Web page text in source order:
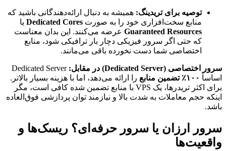
توصیه برای تریدینگ: همیشه به دنبال ارائه‌دهندگانی باشید که
منابع سخت‌افزاری خود را به صورت Dedicated Cores یا
Guaranteed Resources عرضه می‌کنند. این بدان معناست
که حتی اگر سرور فیزیکی دچار بار ترافیکی شود، منابع
اختصاصی شما دست نخورده باقی می‌مانند.
سرور اختصاصی (Dedicated Server) در مقابل:
Dedicated Server
اساساً ۱۰۰٪ تضمین منابع
را ارائه می‌دهد، اما با هزینه بسیار بالاتر.
برای اکثر تریدرها، یک VPS با منابع تضمین شده کافی است، مگر
اینکه حجم معاملات به شدت بالا و نیازمند توان پردازشی فوق‌العاده
باشد.
سرور ارزان یا سرور حرفه‌ای؟ ریسک‌ها و
واقعیت‌ها